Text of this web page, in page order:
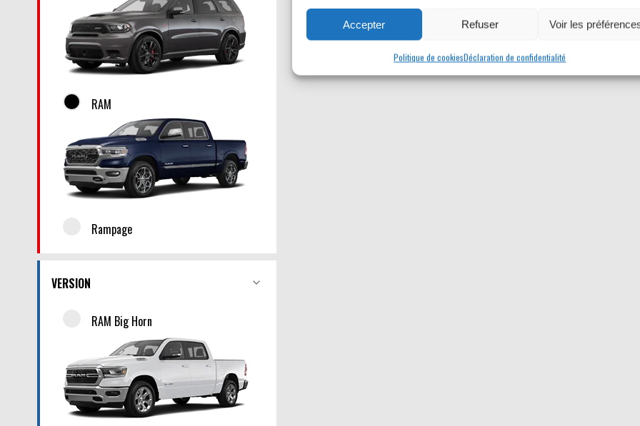
Accepter Refuser Voir les
Politique de cookiesDéclaration de confidentialité
RAM
Rampage
VERSION
RAM Big Horn